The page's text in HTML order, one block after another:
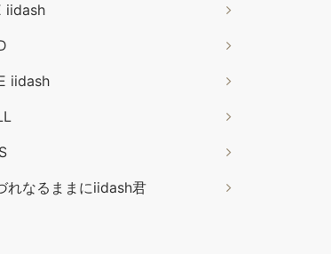
iidash
iidash
れなるままにiidash君